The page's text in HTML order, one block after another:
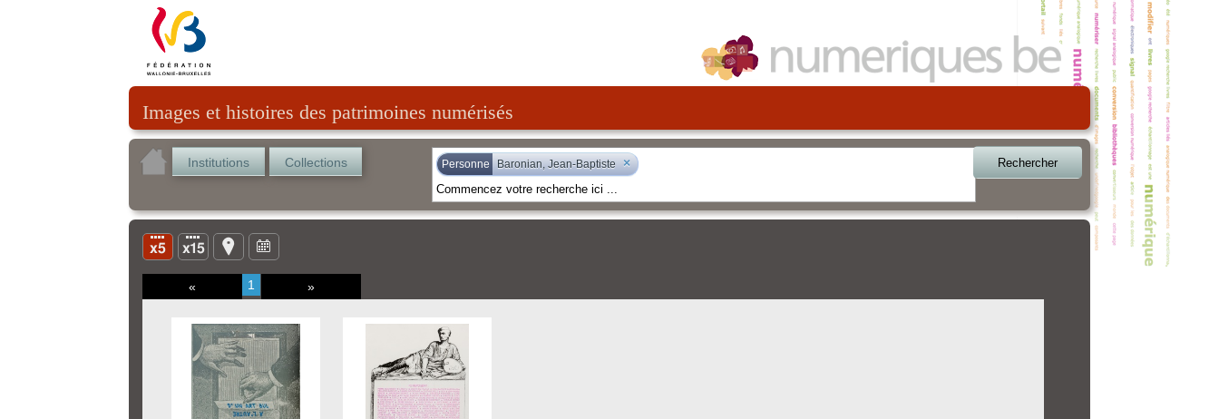
Images et histoires des patrimoines numérisés
Institutions Collections Personne Baronian, Jean-Baptiste × Rechercher
« 1 »